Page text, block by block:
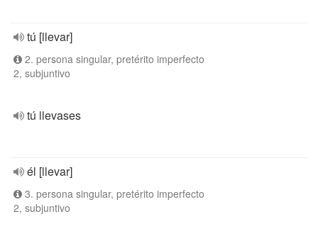
tú [llevar]
2. persona singular, pretérito imperfecto
2, subjuntivo
tú llevases
él [llevar]
3. persona singular, pretérito imperfecto
2, subjuntivo